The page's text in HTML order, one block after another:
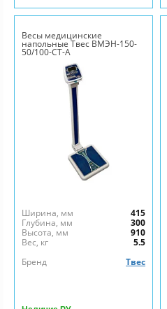
Весы медицинские
напольные Твес ВМЭН-150-
50/100-СТ-А
Ширина, мм
415
Глубина, мм
300
Высота, мм
910
Вес, кг
5.5
Бренд
Твес